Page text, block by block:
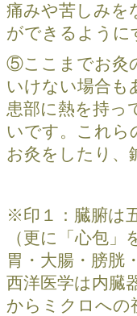
痛みや苦しみを
ができるように
⑤ここまでお灸
いけない場合も
患部に熱を持っ
いです。これら
お灸をしたり、
※印１：臓腑は
（更に「心包
胃・大腸・膀胱
西洋医学は内臓
からミクロへの